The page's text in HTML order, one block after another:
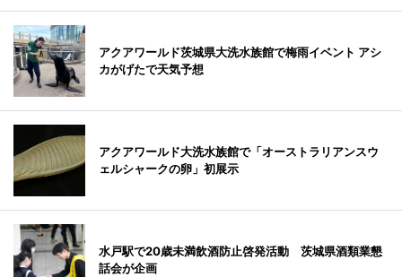
アクアワールド茨城県大洗水族館で梅雨イベント アシ
カがげたで天気予想
アクアワールド大洗水族館で「オーストラリアンスウ
ェルシャークの卵」初展示
水戸駅で20歳未満飲酒防止啓発活動 茨城県酒類業懇
話会が企画